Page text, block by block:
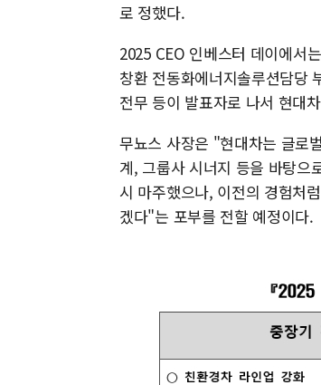
로 정했다.
2025 CEO 인베스터 데이에서
창환 전동화에너지솔루션담당
전무 등이 발표자로 나서 현대
무뇨스 사장은 "현대차는 글로
계, 그룹사 시너지 등을 바탕으
시 마주했으나, 이전의 경험처
겠다"는 포부를 전할 예정이다.